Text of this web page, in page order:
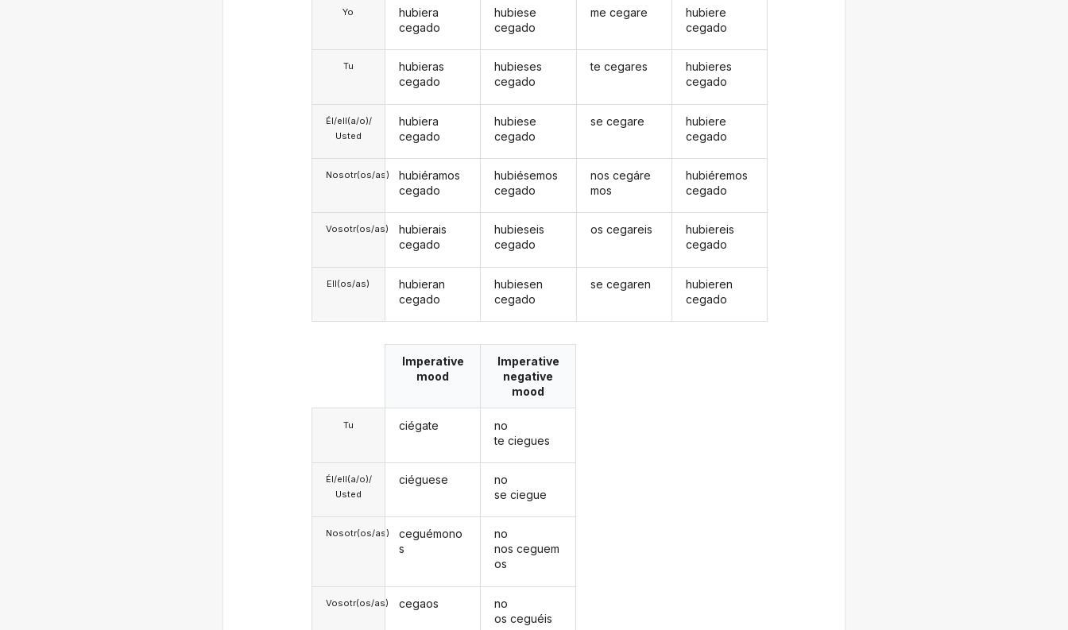
Yo
Tu
Él/ell(a/o)/
Usted
Nosotr(os/as)
Vosotr(os/as)
Ell(os/as)
hubiera
cegado
hubieras
cegado
hubiera
cegado
hubiéramos
cegado
hubierais
cegado
hubieran
cegado
hubiese
cegado
hubieses
cegado
hubiese
cegado
hubiésemos
cegado
hubieseis
cegado
hubiesen
cegado
me cegare
te cegares
se cegare
nos cegáre
mos
os cegareis
se cegaren
hubiere
cegado
hubieres
cegado
hubiere
cegado
hubiéremos
cegado
hubiereis
cegado
hubieren
cegado
Tu
Él/ell(a/o)/
Usted
Nosotr(os/as)
Vosotr(os/as)
Imperative
mood
ciégate
ciéguese
ceguémono
s
cegaos
Imperative
negative
mood
no
te ciegues
no
se ciegue
no
nos ceguem
os
no
os ceguéis